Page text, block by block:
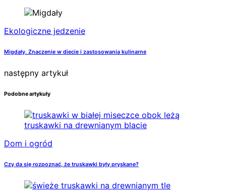
Ekologiczne jedzenie
Migdały. Znaczenie w diecie i zastosowania kulinarne
następny artykuł
Podobne artykuły
Dom i ogród
Czy da się rozpoznać, że truskawki były pryskane?